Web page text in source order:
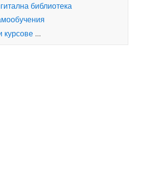
библиотека
курсове ...